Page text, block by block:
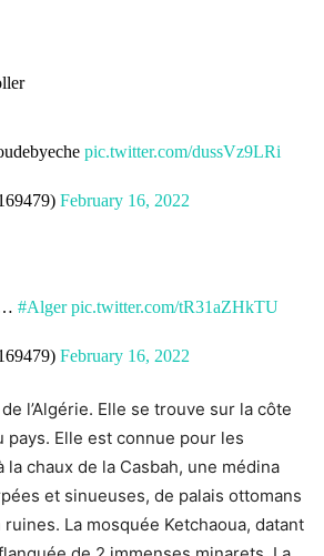
pic.twitter.com/dussVz9LRi
February 16, 2022
#Alger pic.twitter.com/tR31aZHkTU
February 16, 2022
l’Algérie. Elle se trouve sur la côte
pays. Elle est connue pour les
la chaux de la Casbah, une médina
et sinueuses, de palais ottomans
ruines. La mosquée Ketchaoua, datant